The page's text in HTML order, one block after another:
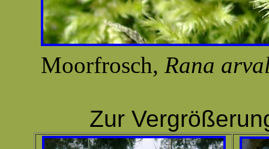
Moorfrosch, Rana
Zur Vergrößerung